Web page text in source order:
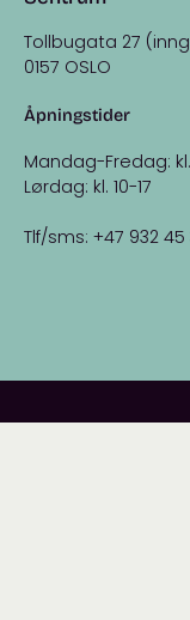
Tollbugata 27
0157 OSLO
Åpningstider
Mandag-Fredag: kl.
Lørdag: kl. 10-17
Tlf/sms: +47 932 45